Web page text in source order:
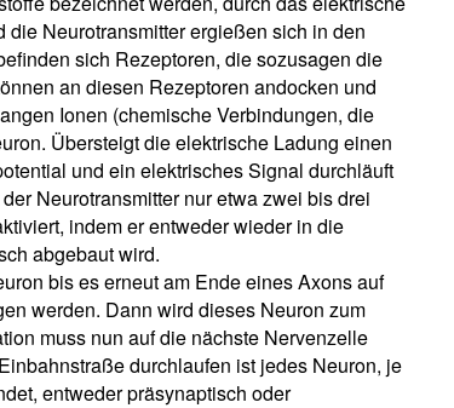
Neurotransmitter ergießen sich in den
sich Rezeptoren, die sozusagen die
an diesen Rezeptoren andocken und
Ionen (chemische Verbindungen, die
Übersteigt die elektrische Ladung einen
und ein elektrisches Signal durchläuft
Neurotransmitter nur etwa zwei bis drei
indem er entweder wieder in die
abgebaut wird.
bis es erneut am Ende eines Axons auf
werden. Dann wird dieses Neuron zum
muss nun auf die nächste Nervenzelle
durchlaufen ist jedes Neuron, je
entweder präsynaptisch oder